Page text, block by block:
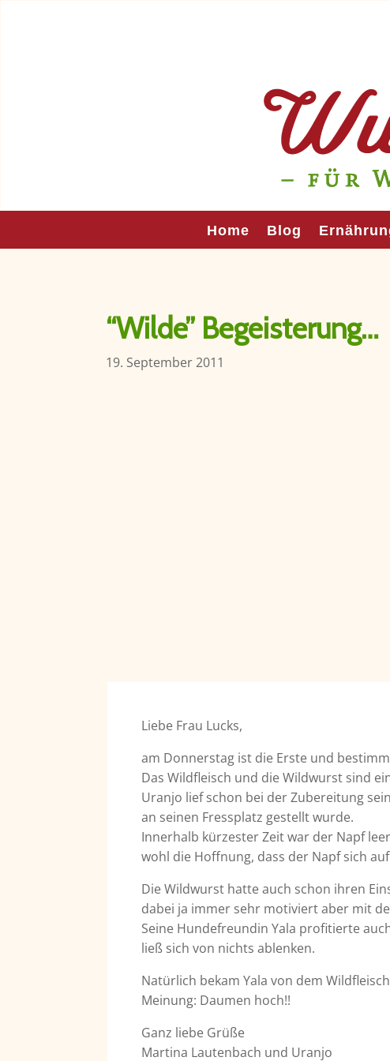
Home Blog
“Wilde” Begeisterung…
19. September 2011
Liebe Frau Lucks,
am Donnerstag ist die Erste und
Das Wildfleisch und die Wildwurst sind
Uranjo lief schon bei der Zubereitung
an seinen Fressplatz gestellt wurde.
Innerhalb kürzester Zeit war der Napf
wohl die Hoffnung, dass der Napf sich
Die Wildwurst hatte auch schon ihren
dabei ja immer sehr motiviert aber mit
Seine Hundefreundin Yala profitierte
ließ sich von nichts ablenken.
Natürlich bekam Yala von dem
Meinung: Daumen hoch!!
Ganz liebe Grüße
Martina Lautenbach und Uranjo